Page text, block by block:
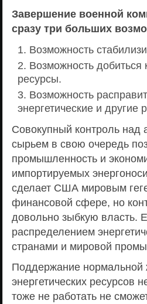
Завершение военной
сразу три больших
Возможность
Возможность добиться
ресурсы.
Возможность
энергетические и другие
Совокупный контроль над
сырьем в свою очередь
промышленность и
импортируемых
сделает США мировым
финансовой сфере, но
довольно зыбкую власть.
распределением
странами и мировой
Поддержание нормальной
энергетических ресурсов
тоже не работать не